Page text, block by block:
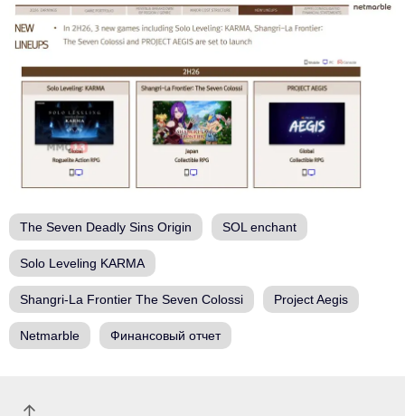
The Seven Deadly Sins Origin SOL enchant
Solo Leveling KARMA
Shangri-La Frontier The Seven Colossi Project Aegis
Netmarble Финансовый отчет